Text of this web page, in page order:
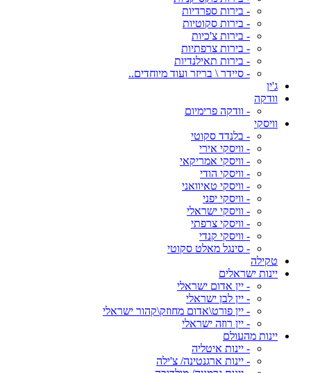
- בירות ספרדיות
- בירות סקוטיות
- בירות צ'כיות
- בירות צרפתיות
- בירות תאילנדיות
- סיידר \ בריזר ועוד מיוחדים..
ג'ין
וודקה
- וודקה פרימיום
וויסקי
- בלנדד סקוטי
- וויסקי אירי
- וויסקי אמריקאי
- וויסקי הודי
- וויסקי טאיוואני
- וויסקי יפני
- וויסקי ישראלי
- וויסקי צרפתי
- וויסקי קנדי
- סינגל מאלט סקוטי
טקילה
יינות ישראלים
- יין אדום ישראלי
- יין לבן ישראלי
- יין פורט\אדום מחוזק\קהור ישראלי
- יין רוזה ישראלי
יינות מהעולם
- יינות איטליה
- יינות ארגנטינה/ צ'ילה